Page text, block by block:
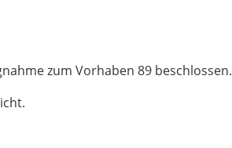
zum Vorhaben 89 beschlossen.